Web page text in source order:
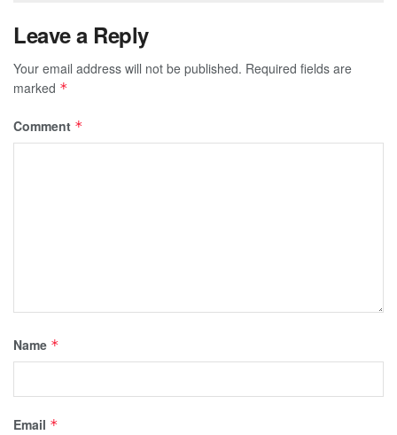
Leave a Reply
Your email address will not be published. Required fields are
marked *
Comment *
Name *
Email *